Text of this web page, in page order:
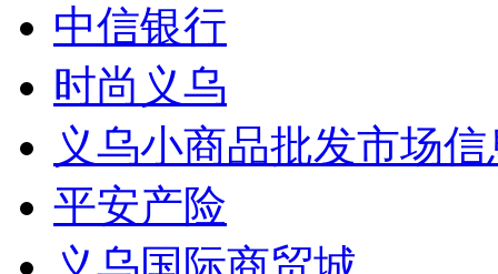
中信银行
时尚义乌
义乌小商品批发市场
平安产险